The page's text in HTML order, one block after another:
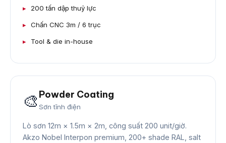
200 tấn dập thuỷ lực
Chấn CNC 3m / 6 trục
Tool & die in-house
🎨 Powder Coating
Sơn tĩnh điện
Lò sơn 12m × 1.5m × 2m, công suất 200 unit/giờ.
Akzo Nobel Interpon premium, 200+ shade RAL, salt